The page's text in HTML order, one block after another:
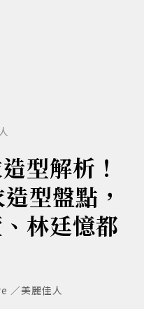
型解析！
型盤點，
林廷憶都
／美麗佳人